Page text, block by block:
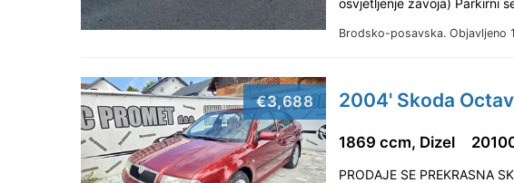
Brodsko-posavska. Objavljeno
€3,688 2004' Skoda
1869 ccm, Dizel
PRODAJE SE PREKRASNA